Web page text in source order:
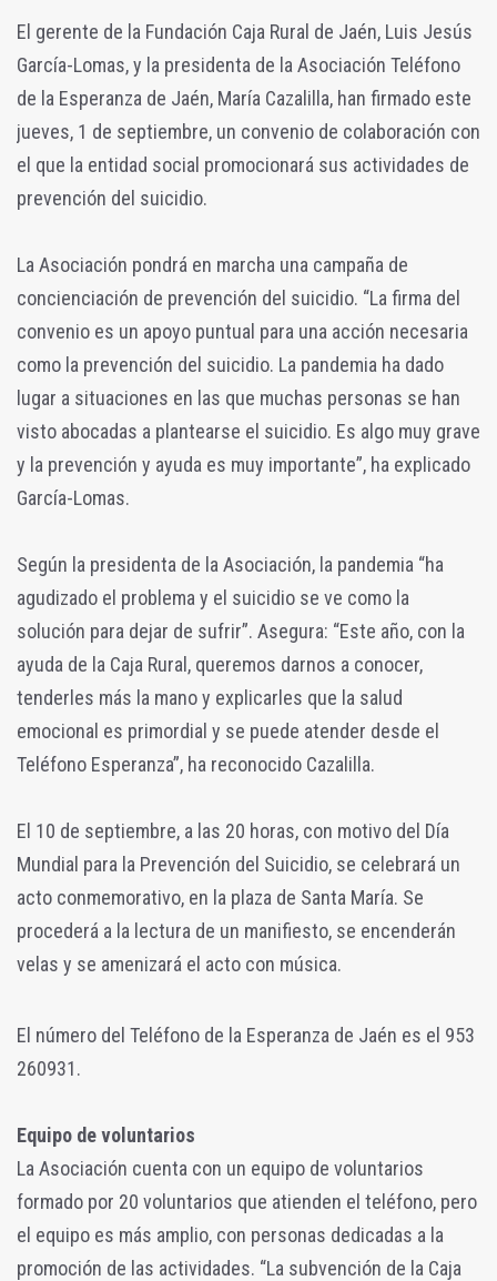
El gerente de la Fundación Caja Rural de Jaén, Luis Jesús
García-Lomas, y la presidenta de la Asociación Teléfono
de la Esperanza de Jaén, María Cazalilla, han firmado este
jueves, 1 de septiembre, un convenio de colaboración con
el que la entidad social promocionará sus actividades de
prevención del suicidio.
La Asociación pondrá en marcha una campaña de
concienciación de prevención del suicidio. “La firma del
convenio es un apoyo puntual para una acción necesaria
como la prevención del suicidio. La pandemia ha dado
lugar a situaciones en las que muchas personas se han
visto abocadas a plantearse el suicidio. Es algo muy grave
y la prevención y ayuda es muy importante”, ha explicado
García-Lomas.
Según la presidenta de la Asociación, la pandemia “ha
agudizado el problema y el suicidio se ve como la
solución para dejar de sufrir”. Asegura: “Este año, con la
ayuda de la Caja Rural, queremos darnos a conocer,
tenderles más la mano y explicarles que la salud
emocional es primordial y se puede atender desde el
Teléfono Esperanza”, ha reconocido Cazalilla.
El 10 de septiembre, a las 20 horas, con motivo del Día
Mundial para la Prevención del Suicidio, se celebrará un
acto conmemorativo, en la plaza de Santa María. Se
procederá a la lectura de un manifiesto, se encenderán
velas y se amenizará el acto con música.
El número del Teléfono de la Esperanza de Jaén es el 953
260931.
Equipo de voluntarios
La Asociación cuenta con un equipo de voluntarios
formado por 20 voluntarios que atienden el teléfono, pero
el equipo es más amplio, con personas dedicadas a la
promoción de las actividades. “La subvención de la Caja